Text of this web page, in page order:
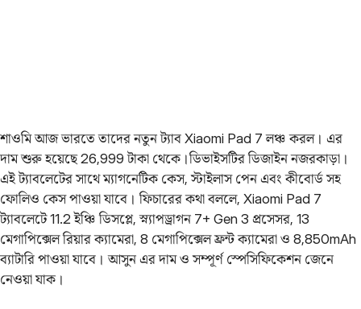
শাওমি আজ ভারতে তাদের নতুন ট্যাব Xiaomi Pad 7 লঞ্চ করল। এর
দাম শুরু হয়েছে 26,999 টাকা থেকে।ডিভাইসটির ডিজাইন নজরকাড়া।
এই ট্যাবলেটের সাথে ম্যাগনেটিক কেস, স্টাইলাস পেন এবং কীবোর্ড সহ
ফোলিও কেস পাওয়া যাবে। ফিচারের কথা বললে, Xiaomi Pad 7
ট্যাবলেটে 11.2 ইঞ্চি ডিসপ্লে, স্ন্যাপড্রাগন 7+ Gen 3 প্রসেসর, 13
মেগাপিক্সেল রিয়ার ক্যামেরা, 8 মেগাপিক্সেল ফ্রন্ট ক্যামেরা ও 8,850mAh
ব্যাটারি পাওয়া যাবে। আসুন এর দাম ও সম্পূর্ণ স্পেসিফিকেশন জেনে
নেওয়া যাক।